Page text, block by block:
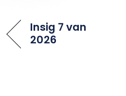
Insig 7 van
2026